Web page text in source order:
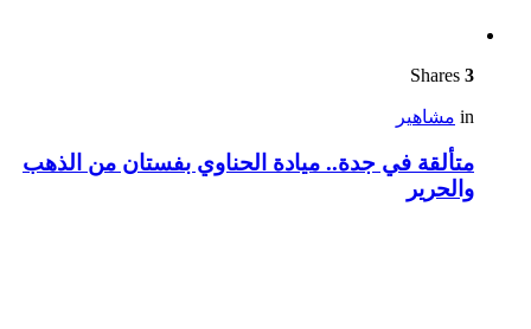
3
in مشاهير
متألقة في جدة.. ميادة الحناوي بفستان من الذهب
والحرير